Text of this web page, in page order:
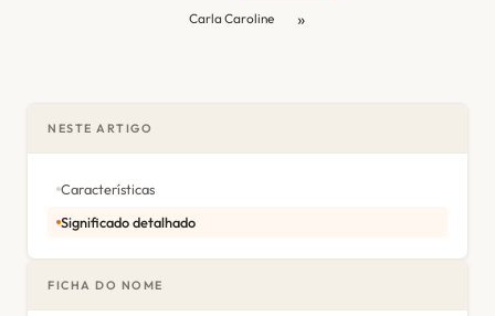
Carla Caroline »
NESTE ARTIGO
Características
Significado detalhado
FICHA DO NOME